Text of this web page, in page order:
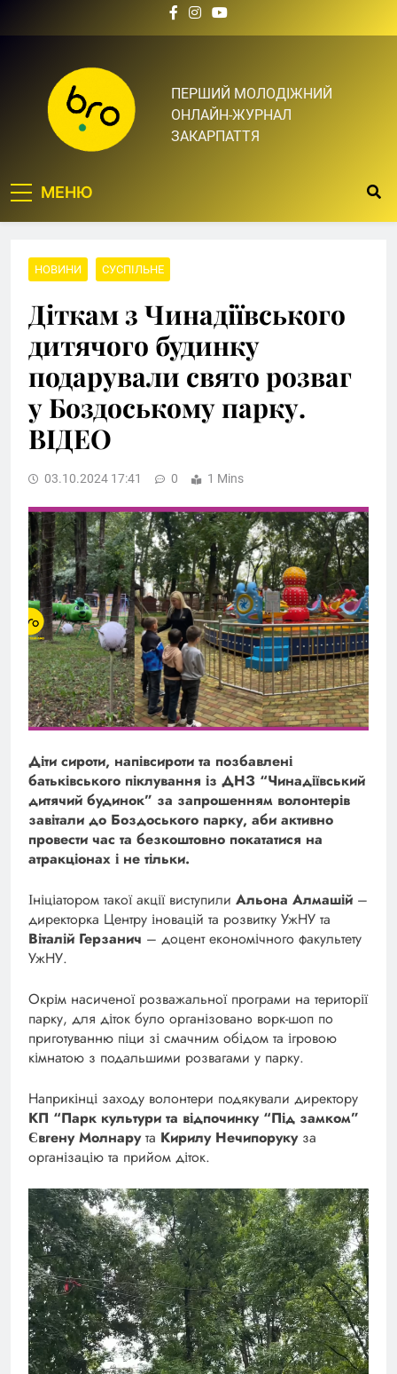
Bro.org.ua | BRO – ЦЕ
ТВІЙ БРО
ПЕРШИЙ МОЛОДІЖНИЙ
ОНЛАЙН-ЖУРНАЛ
ЗАКАРПАТТЯ
МЕНЮ
НОВИНИ СУСПІЛЬНЕ
Діткам з Чинадіївського
дитячого будинку
подарували свято розваг
у Боздоському парку.
ВІДЕО
03.10.2024 17:41 0 1 Mins
Діти сироти, напівсироти та позбавлені
батьківського піклування із ДНЗ “Чинадіївський
дитячий будинок” за запрошенням волонтерів
завітали до Боздоського парку, аби активно
провести час та безкоштовно покататися на
атракціонах і не тільки.
Ініціатором такої акції виступили Альона Алмашій –
директорка Центру іновацій та розвитку УжНУ та
Віталій Герзанич – доцент економічного факультету
УжНУ.
Окрім насиченої розважальної програми на території
парку, для діток було організовано ворк-шоп по
приготуванню піци зі смачним обідом та ігровою
кімнатою з подальшими розвагами у парку.
Наприкінці заходу волонтери подякували директору
КП “Парк культури та відпочинку “Під замком”
Євгену Молнарута Кирилу Нечипорукуза
організацію та прийом діток.